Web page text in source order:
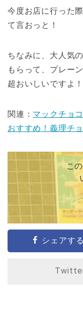
今度お店に行った
て言おっと！
ちなみに、大人気
もらって、プレー
超おいしいですよ
関連： マックチョ
おすすめ！義理チ
こ
シェアする